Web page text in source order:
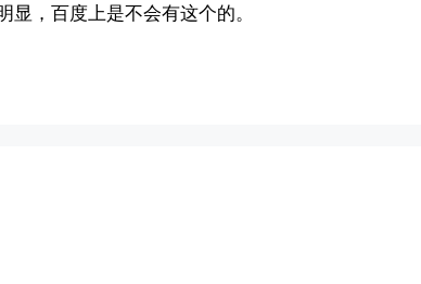
，百度上是不会有这个的。